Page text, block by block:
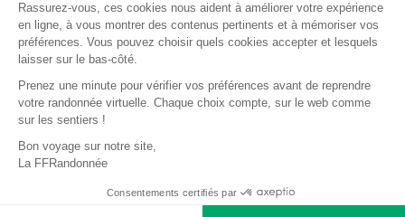
Protection des données
Politique de confidentialité
Base documentaire
Rassurez-vous, ces cookies nous aident à améliorer votre expérience
en ligne, à vous montrer des contenus pertinents et à mémoriser vos
préférences. Vous pouvez choisir quels cookies accepter et lesquels
laisser sur le bas-côté.
Prenez une minute pour vérifier vos préférences avant de reprendre
votre randonnée virtuelle. Chaque choix compte, sur le web comme
sur les sentiers !
Bon voyage sur notre site,
La FFRandonnée
Consentements certifiés par